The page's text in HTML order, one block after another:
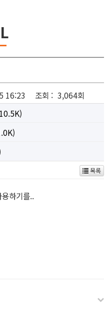
16:23 조회 : 3,064회
목록
하기를..